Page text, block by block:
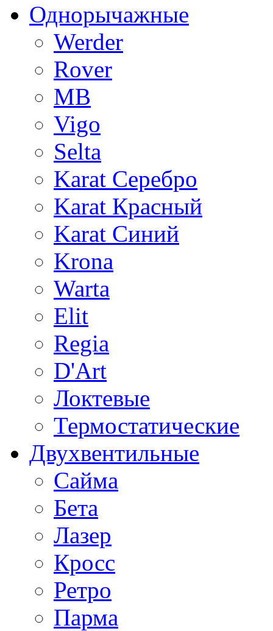
Однорычажные
Werder
Rover
MB
Vigo
Selta
Karat Серебро
Karat Красный
Karat Синий
Krona
Warta
Elit
Regia
D'Art
Локтевые
Термостатические
Двухвентильные
Сайма
Бета
Лазер
Кросс
Ретро
Парма